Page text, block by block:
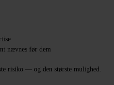
nævnes før dem
risiko — og den største mulighed.